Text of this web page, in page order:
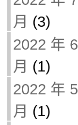
月 (3)
2022 年 6
月 (1)
2022 年 5
月 (1)